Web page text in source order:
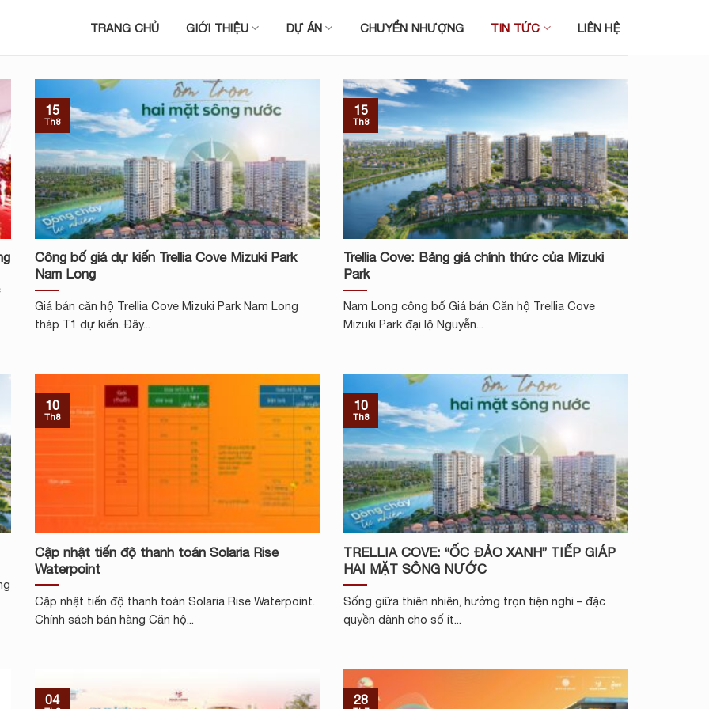
TRANG CHỦ GIỚI THIỆU DỰ ÁN CHUYỂN NHƯỢNG TIN TỨC LIÊN HỆ
Công bố giá dự kiến Trellia Cove Mizuki Park
Nam Long
Giá bán căn hộ Trellia Cove Mizuki Park Nam Long
tháp T1 dự kiến. Đây...
15
Th8
Trellia Cove: Bảng giá chính thức của Mizuki
Park
Nam Long công bố Giá bán Căn hộ Trellia Cove
Mizuki Park đại lộ Nguyễn...
15
Th8
Cập nhật tiến độ thanh toán Solaria Rise
Waterpoint
Cập nhật tiến độ thanh toán Solaria Rise Waterpoint.
Chính sách bán hàng Căn hộ...
10
Th8
TRELLIA COVE: “ỐC ĐẢO XANH” TIẾP GIÁP
HAI MẶT SÔNG NƯỚC
Sống giữa thiên nhiên, hưởng trọn tiện nghi – đặc
quyền dành cho số ít...
10
Th8
04 28